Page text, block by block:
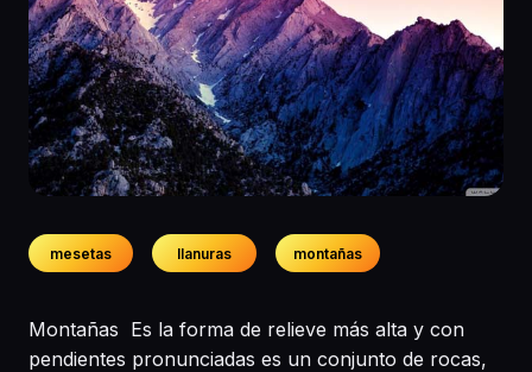
mesetas llanuras montañas
Montañas Es la forma de relieve más alta y con
pendientes pronunciadas es un conjunto de rocas,